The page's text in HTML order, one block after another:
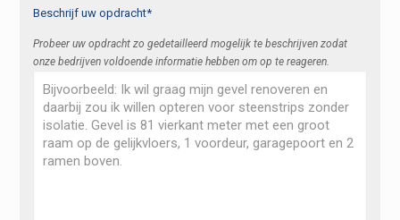
Beschrijf uw opdracht*
Probeer uw opdracht zo gedetailleerd mogelijk te beschrijven zodat
onze bedrijven voldoende informatie hebben om op te reageren.